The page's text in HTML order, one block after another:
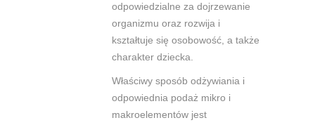
odpowiedzialne za dojrzewanie
organizmu oraz rozwija i
kształtuje się osobowość, a także
charakter dziecka.
Właściwy sposób odżywiania i
odpowiednia podaż mikro i
makroelementów jest